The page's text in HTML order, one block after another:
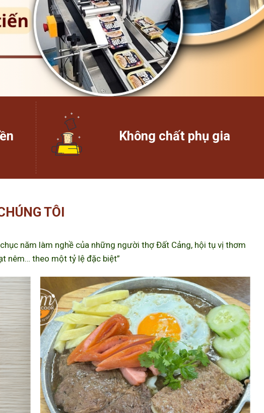
Không chất phụ gia
TÔI
năm làm nghề của những người thợ Đất Cảng, hội tụ vị thơm
nêm… theo một tỷ lệ đặc biệt”